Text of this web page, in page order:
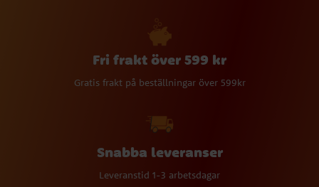
Fri frakt över 599 kr
Gratis frakt på beställningar över 599kr
Snabba leveranser
Leveranstid 1-3 arbetsdagar